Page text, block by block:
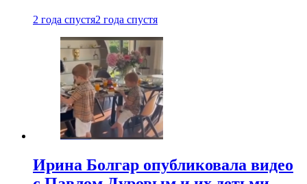
2 года спустя2 года спустя
Ирина Болгар опубликовала видео